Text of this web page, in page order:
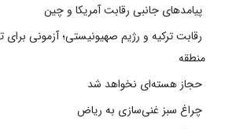
پیامدهای جانبی رقابت آمریکا و چین
رقابت ترکیه و رژیم صهیونیستی؛ آزمونی
منطقه
حجاز هسته‌ای نخواهد شد
چراغ سبز غنی‌سازی به ریاض